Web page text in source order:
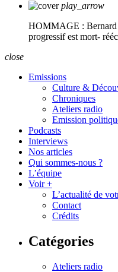
play_arrow
HOMMAGE : Bernard
progressif est mort-
close
Emissions
Culture &
Chroniques
Ateliers radio
Emission
Podcasts
Interviews
Nos articles
Qui sommes-nous ?
L’équipe
Voir +
L’actualité de
Contact
Crédits
Catégories
Ateliers radio